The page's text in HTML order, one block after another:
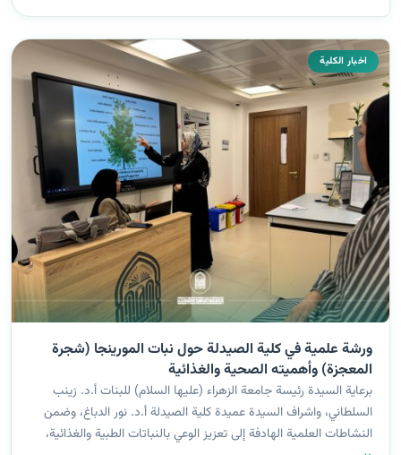
اخبار الكلية
ورشة علمية في كلية الصيدلة حول نبات المورينجا (شجرة
المعجزة) وأهميته الصحية والغذائية
برعاية السيدة رئيسة جامعة الزهراء (عليها السلام) للبنات أ.د. زينب
السلطاني، واشراف السيدة عميدة كلية الصيدلة أ.د. نور الدباغ، وضمن
النشاطات العلمية الهادفة إلى تعزيز الوعي بالنباتات الطبية والغذائية،